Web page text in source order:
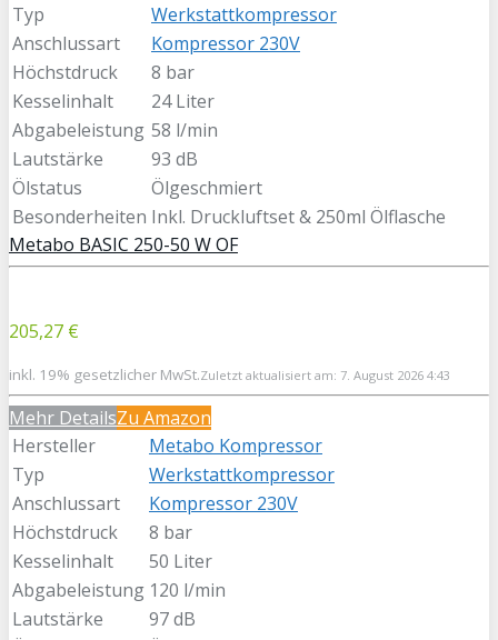
Typ
Werkstattkompressor
Anschlussart
Kompressor 230V
Höchstdruck
8 bar
Kesselinhalt
24 Liter
Abgabeleistung 58 l/min
Lautstärke
93 dB
Ölstatus
Ölgeschmiert
Besonderheiten Inkl. Druckluftset & 250ml Ölflasche
Metabo BASIC 250-50 W OF
205,27 €
inkl. 19% gesetzlicher MwSt.Zuletzt aktualisiert am: 7. August 2026 4:43
Mehr DetailsZu Amazon
Hersteller
Metabo Kompressor
Typ
Werkstattkompressor
Anschlussart
Kompressor 230V
Höchstdruck
8 bar
Kesselinhalt
50 Liter
Abgabeleistung 120 l/min
Lautstärke
97 dB